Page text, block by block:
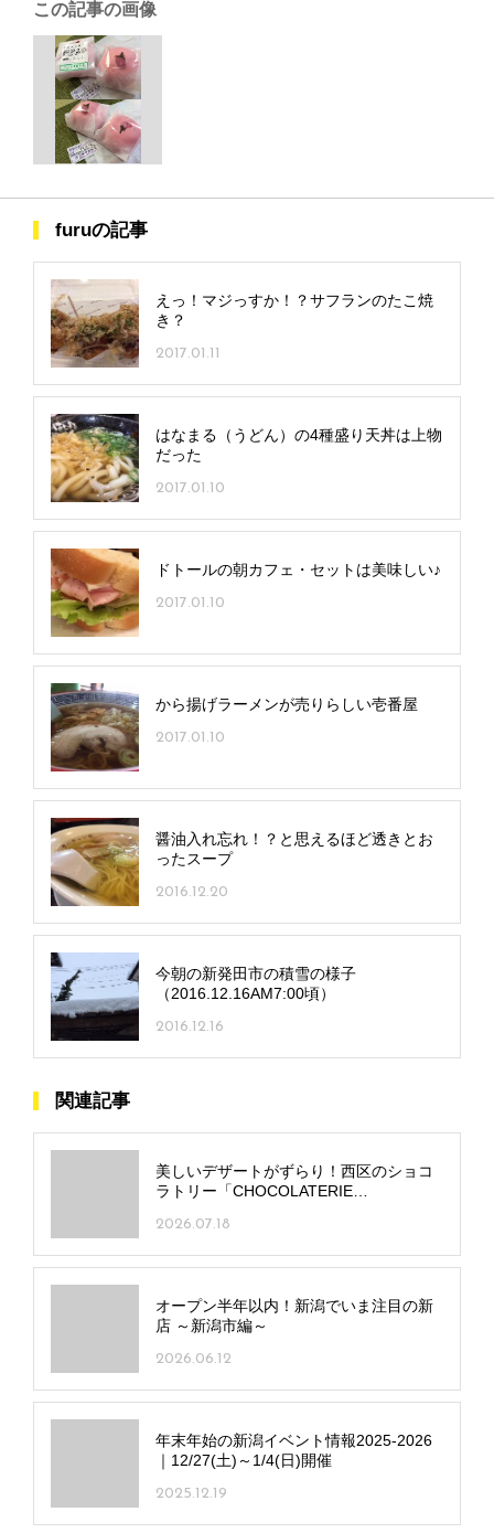
この記事の画像
furuの記事
えっ！マジっすか！？サフランのたこ焼
き？
2017.01.11
はなまる（うどん）の4種盛り天丼は上物
だった
2017.01.10
ドトールの朝カフェ・セットは美味しい♪
2017.01.10
から揚げラーメンが売りらしい壱番屋
2017.01.10
醤油入れ忘れ！？と思えるほど透きとお
ったスープ
2016.12.20
今朝の新発田市の積雪の様子
（2016.12.16AM7:00頃）
2016.12.16
関連記事
美しいデザートがずらり！西区のショコ
ラトリー「CHOCOLATERIE
2026.07.18
オープン半年以内！新潟でいま注目の新
店 ～新潟市編～
2026.06.12
年末年始の新潟イベント情報2025-2026
｜12/27(土)～1/4(日)開催
2025.12.19